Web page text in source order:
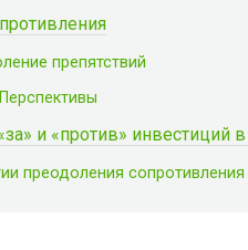
препятствий
Перспективы
и «против» инвестиций
преодоления сопротивления